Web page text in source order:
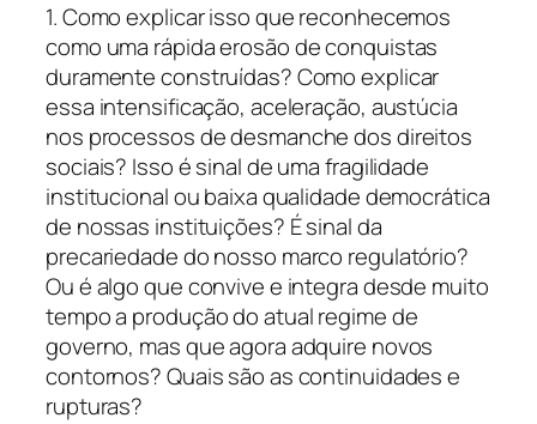
1. Como explicar isso que reconhecemos
como uma rápida erosão de conquistas
duramente construídas? Como explicar
essa intensificação, aceleração, austúcia
nos processos de desmanche dos direitos
sociais? Isso é sinal de uma fragilidade
institucional ou baixa qualidade democrática
de nossas instituições? É sinal da
precariedade do nosso marco regulatório?
Ou é algo que convive e integra desde muito
tempo a produção do atual regime de
governo, mas que agora adquire novos
contornos? Quais são as continuidades e
rupturas?